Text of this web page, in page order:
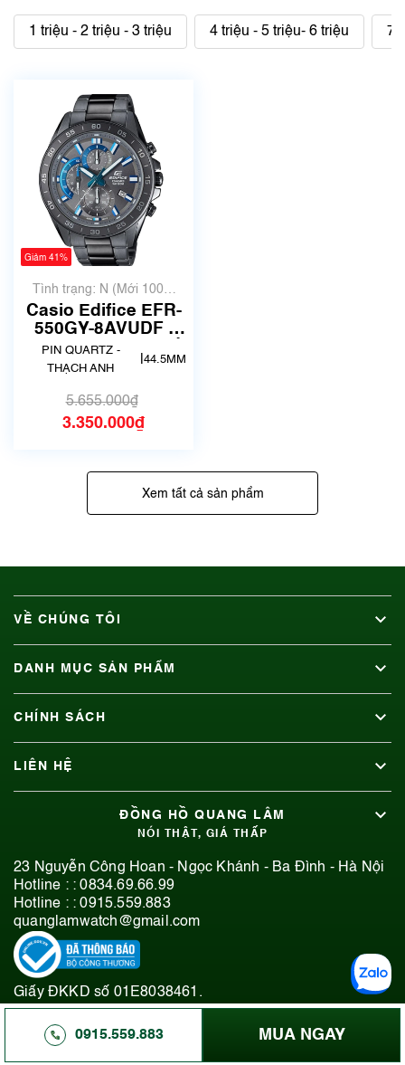
1 triệu - 2 triệu - 3 triệu 4 triệu - 5 triệu- 6 triệu 7
Giảm 41%
Tình trạng: N (Mới 100%
chưa qua sử dụng)
Casio Edifice EFR-
550GY-8AVUDF |
size 45mm | Mã số
5655
PIN QUARTZ -
THẠCH ANH
44.5MM
5.655.000₫
3.350.000₫
Xem tất cả sản phẩm
0915.559.883 MUA NGAY
VỀ CHÚNG TÔI
DANH MỤC SẢN PHẨM
CHÍNH SÁCH
LIÊN HỆ
ĐỒNG HỒ QUANG LÂM
NÓI THẬT, GIÁ THẤP
23 Nguyễn Công Hoan - Ngọc Khánh - Ba Đình - Hà Nội
Hotline : :0834.69.66.99
Hotline : :0915.559.883
quanglamwatch@gmail.com
Giấy ĐKKD số 01E8038461.
© 2019-2026 Bản quyền thuộc Đồng Hồ Quang Lâm.